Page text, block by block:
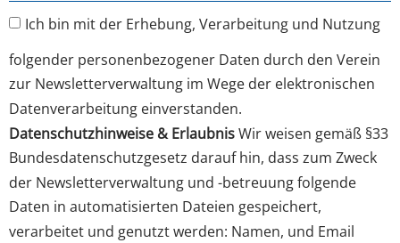
Ich bin mit der Erhebung, Verarbeitung und Nutzung
folgender personenbezogener Daten durch den Verein
zur Newsletterverwaltung im Wege der elektronischen
Datenverarbeitung einverstanden.
Datenschutzhinweise & ErlaubnisWir weisen gemäß §33
Bundesdatenschutzgesetz darauf hin, dass zum Zweck
der Newsletterverwaltung und -betreuung folgende
Daten in automatisierten Dateien gespeichert,
verarbeitet und genutzt werden: Namen, und Email